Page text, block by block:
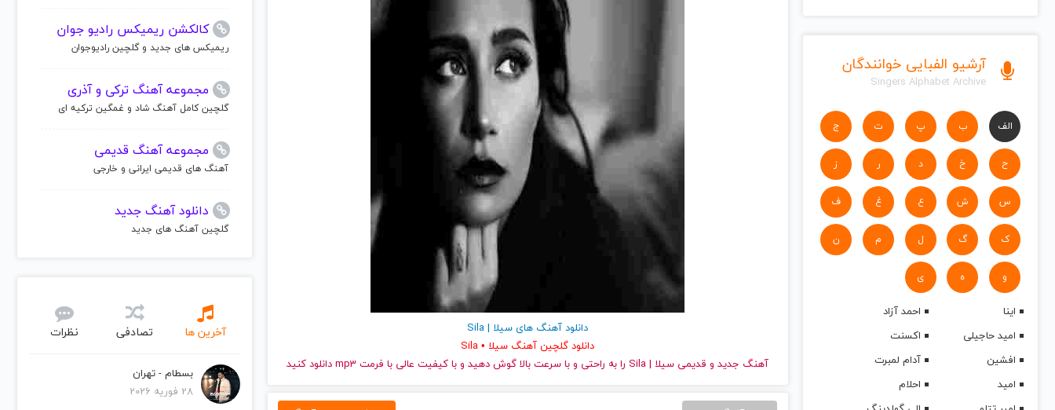
آرشیو الفبایی خوانندگان
Singers Alphabet Archive
الف ب پ ت ج
ح خ د ر ز
س ش ع غ ف
ک گ ل م ن
و ه ی
اینا
احمد آزاد
امید حاجیلی
اکسنت
افشین
آدام لمبرت
امید
احلام
دانلود آهنگ های سیلا | Sila
دانلود گلچین آهنگ سیلا • Sila
آهنگ جدیدو قدیمی سیلا | Sila را به راحتی و با سرعت بالا گوش دهید و با کیفیت عالی با فرمت mp3 دانلود کنید
کالکشن ریمیکس رادیو جوان
ریمیکس های جدید و گلچین رادیوجوان
مجموعه آهنگ ترکی و آذری
گلچین کامل آهنگ شاد و غمگین ترکیه ای
مجموعه آهنگ قدیمی
آهنگ های قدیمی ایرانی و خارجی
دانلود آهنگ جدید
گلچین آهنگ های جدید
آخرین ها تصادفی نظرات
بسطام - تهران
28 فوریه 2026